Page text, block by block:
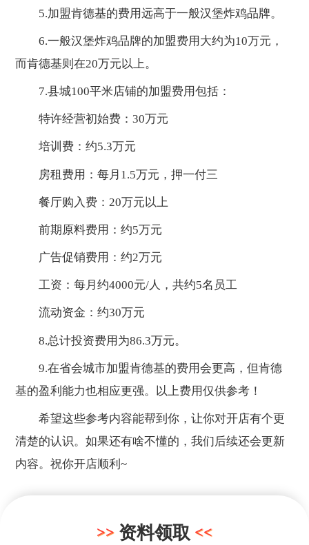
5.加盟肯德基的费用远高于一般汉堡炸鸡品牌。
6.一般汉堡炸鸡品牌的加盟费用大约为10万元，
而肯德基则在20万元以上。
7.县城100平米店铺的加盟费用包括：
特许经营初始费：30万元
培训费：约5.3万元
房租费用：每月1.5万元，押一付三
餐厅购入费：20万元以上
前期原料费用：约5万元
广告促销费用：约2万元
工资：每月约4000元/人，共约5名员工
流动资金：约30万元
8.总计投资费用为86.3万元。
9.在省会城市加盟肯德基的费用会更高，但肯德
基的盈利能力也相应更强。以上费用仅供参考！
希望这些参考内容能帮到你，让你对开店有个更
清楚的认识。如果还有啥不懂的，我们后续还会更新
内容。祝你开店顺利~
资料领取